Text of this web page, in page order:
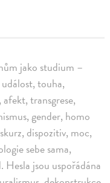
jako studium –
touha,
transgrese,
gender, homo
dispozitiv, moc,
sebe sama,
jsou uspořádána